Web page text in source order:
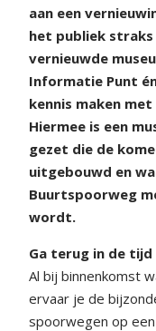
aan een
het publiek
vernieuwde
Informatie Punt
kennis maken
Hiermee is een
gezet die de
uitgebouwd en
Buurtspoorweg
wordt.
Ga terug in de tijd
Al bij binnenkomst
ervaar je de
spoorwegen op